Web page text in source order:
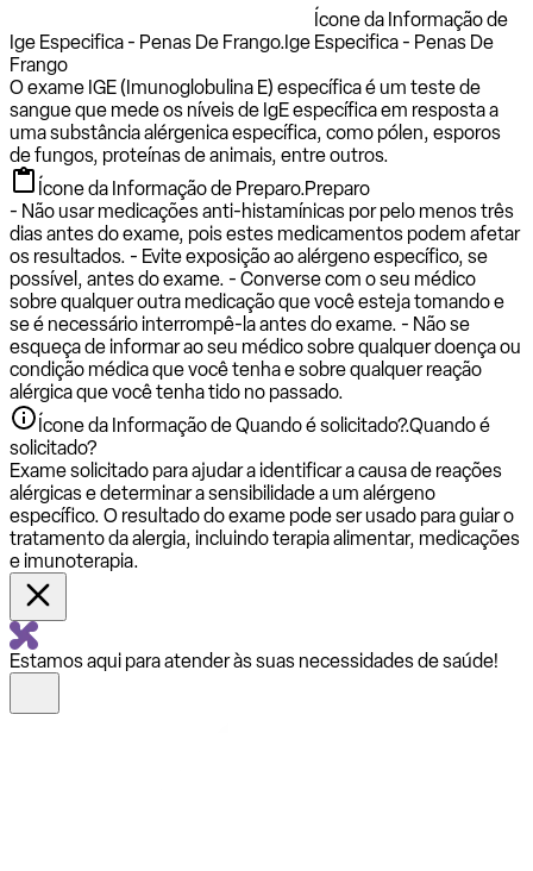
Ícone da Informação de
Ige Especifica - Penas De Frango.Ige Especifica - Penas De
Frango
O exame IGE (Imunoglobulina E) específica é um teste de
sangue que mede os níveis de IgE específica em resposta a
uma substância alérgenica específica, como pólen, esporos
de fungos, proteínas de animais, entre outros.
Ícone da Informação de Preparo.Preparo
- Não usar medicações anti-histamínicas por pelo menos três
dias antes do exame, pois estes medicamentos podem afetar
os resultados. - Evite exposição ao alérgeno específico, se
possível, antes do exame. - Converse com o seu médico
sobre qualquer outra medicação que você esteja tomando e
se é necessário interrompê-la antes do exame. - Não se
esqueça de informar ao seu médico sobre qualquer doença ou
condição médica que você tenha e sobre qualquer reação
alérgica que você tenha tido no passado.
Ícone da Informação de Quando é solicitado?.Quando é
solicitado?
Exame solicitado para ajudar a identificar a causa de reações
alérgicas e determinar a sensibilidade a um alérgeno
específico. O resultado do exame pode ser usado para guiar o
tratamento da alergia, incluindo terapia alimentar, medicações
e imunoterapia.
Estamos aqui para atender às suas necessidades de saúde!